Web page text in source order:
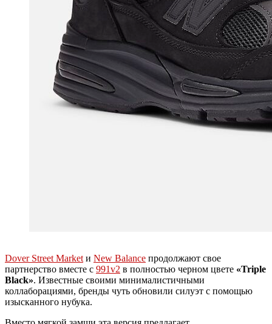
Dover Street Market и New Balance продолжают свое
партнерство вместе с 991v2 в полностью черном цвете «Triple
Black». Известные своими минималистичными
коллаборациями, бренды чуть обновили силуэт с помощью
изысканного нубука.